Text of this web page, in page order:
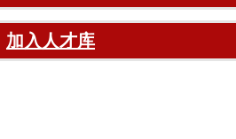
加入人才库